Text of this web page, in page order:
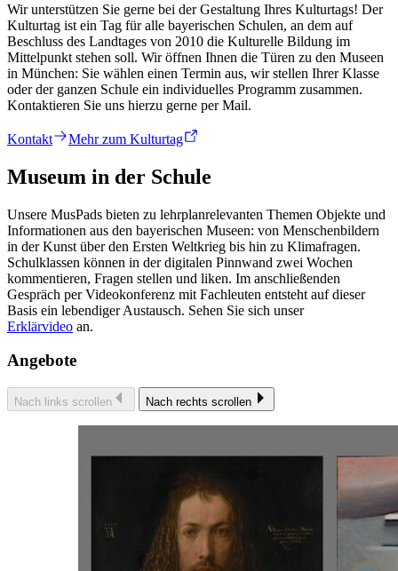
Wir unterstützen Sie gerne bei der Gestaltung Ihres Kulturtags! Der
Kulturtag ist ein Tag für alle bayerischen Schulen, an dem auf
Beschluss des Landtages von 2010 die Kulturelle Bildung im
Mittelpunkt stehen soll. Wir öffnen Ihnen die Türen zu den Museen
in München: Sie wählen einen Termin aus, wir stellen Ihrer Klasse
oder der ganzen Schule ein individuelles Programm zusammen.
Kontaktieren Sie uns hierzu gerne per Mail.
Kontakt Mehr zum Kulturtag
Museum in der Schule
Unsere MusPads bieten zu lehrplanrelevanten Themen Objekte und
Informationen aus den bayerischen Museen: von Menschenbildern
in der Kunst über den Ersten Weltkrieg bis hin zu Klimafragen.
Schulklassen können in der digitalen Pinnwand zwei Wochen
kommentieren, Fragen stellen und liken. Im anschließenden
Gespräch per Videokonferenz mit Fachleuten entsteht auf dieser
Basis ein lebendiger Austausch. Sehen Sie sich unser
Erklärvideo an.
Angebote
Nach links scrollen Nach rechts scrollen